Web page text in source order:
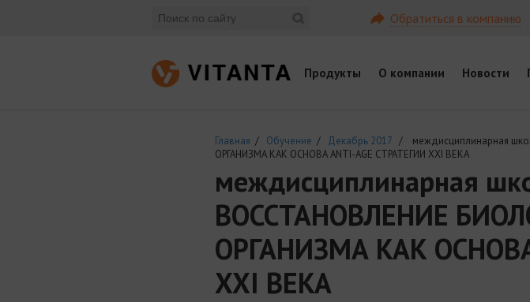
Обратиться в компанию
Продукты О компании Новости
Главная / Обучение / Декабрь 2017 / междисциплинарная
ОРГАНИЗМА КАК ОСНОВА ANTI-AGE СТРАТЕГИИ XXI ВЕКА
междисциплинарная
ВОССТАНОВЛЕНИЕ
ОРГАНИЗМА КАК
XXI ВЕКА